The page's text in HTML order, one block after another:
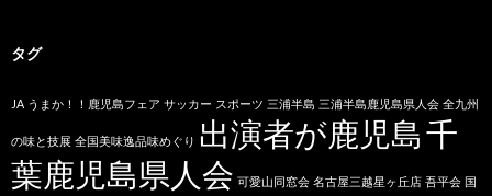
タグ
JA うまか！！鹿児島フェア サッカー スポーツ 三浦半島 三浦半島鹿児島県人会 全九州
の味と技展 全国美味逸品味めぐり 出演者が鹿児島千
葉鹿児島県人会 可愛山同窓会 名古屋三越星ヶ丘店 吾平会 国